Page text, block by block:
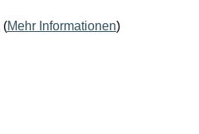
(Mehr Informationen)